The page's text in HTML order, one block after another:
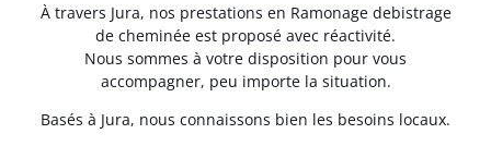
À travers Jura, nos prestations en Ramonage debistrage
de cheminée est proposé avec réactivité.
Nous sommes à votre disposition pour vous
accompagner, peu importe la situation.
Basés à Jura, nous connaissons bien les besoins locaux.